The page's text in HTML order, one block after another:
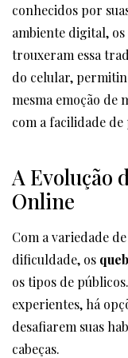
conhecidos por
ambiente digital, os
trouxeram essa
do celular,
mesma emoção de
com a facilidade
A Evolução
Online
Com a variedade
dificuldade, os
os tipos de
experientes, há
desafiarem suas
cabeças.